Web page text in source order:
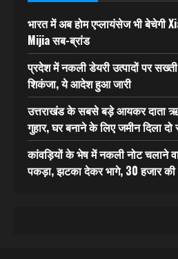
भारत में अब होम एप्लायंसेज भी बेचेगी
Mijia सब-ब्रांड
प्रदेश में नकली डेयरी उत्पादों पर
शिकंजा, ये आदेश हुआ जारी
उत्तराखंड के सबसे बड़े आयकर दाता
गुहार, घर बनाने के लिए जमीन दिला दो
कांवड़ियों के भेष में नकली नोट चलाने
पकड़ा, झटका देकर भागे, 30 हजार